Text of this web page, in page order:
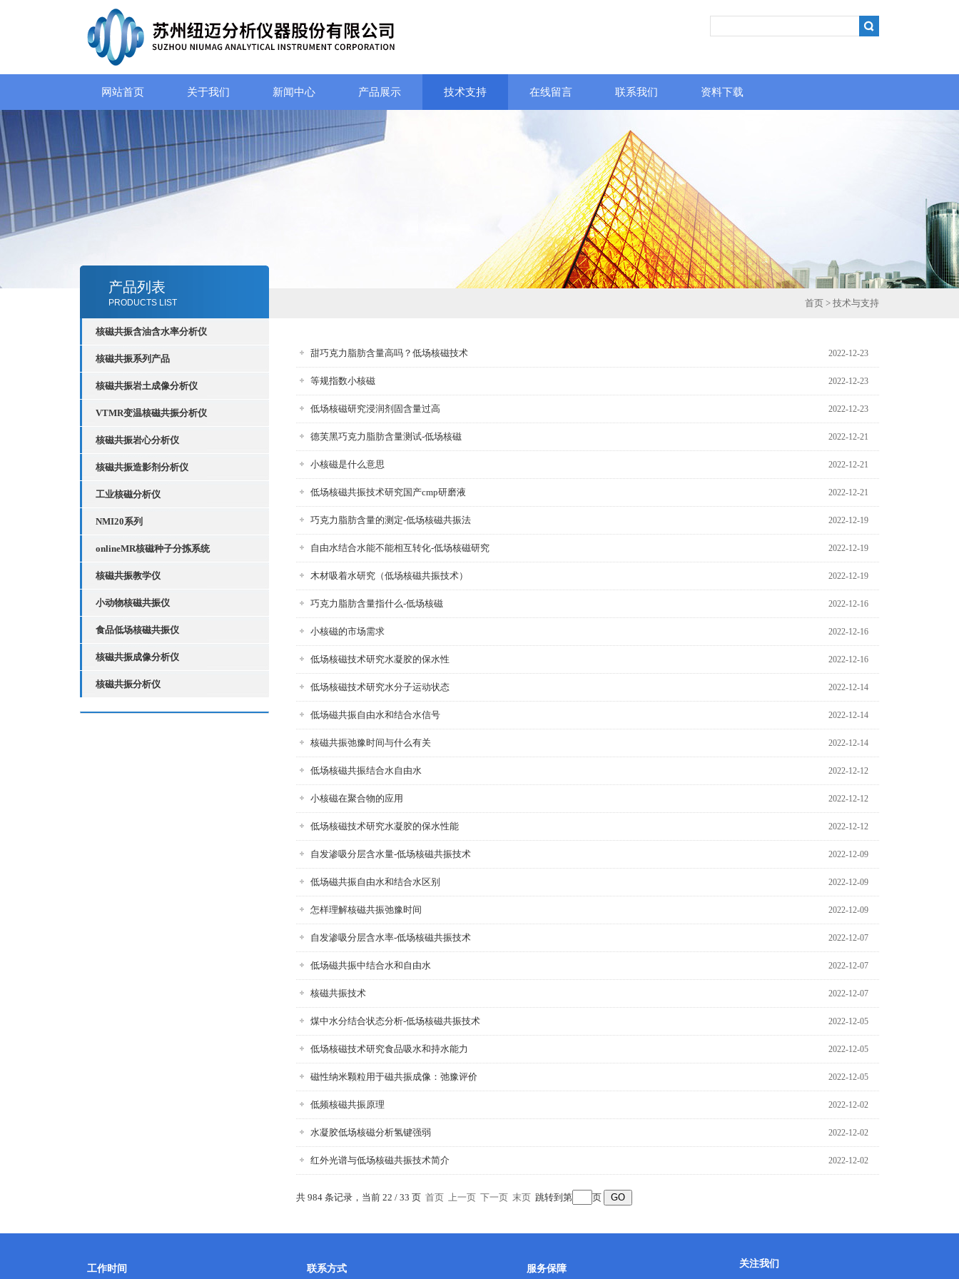
网站首页 关于我们 新闻中心 产品展示 技术支持 在线留言 联系我们 资料下载
产品列表
PRODUCTS LIST
核磁共振含油含水率分析仪
核磁共振系列产品
核磁共振岩土成像分析仪
VTMR变温核磁共振分析仪
核磁共振岩心分析仪
核磁共振造影剂分析仪
工业核磁分析仪
NMI20系列
onlineMR核磁种子分拣系统
核磁共振教学仪
小动物核磁共振仪
食品低场核磁共振仪
核磁共振成像分析仪
核磁共振分析仪
首页 > 技术与支持
甜巧克力脂肪含量高吗？低场核磁技术 2022-12-23
等规指数小核磁 2022-12-23
低场核磁研究浸润剂固含量过高 2022-12-23
德芙黑巧克力脂肪含量测试-低场核磁 2022-12-21
小核磁是什么意思 2022-12-21
低场核磁共振技术研究国产cmp研磨液 2022-12-21
巧克力脂肪含量的测定-低场核磁共振法 2022-12-19
自由水结合水能不能相互转化-低场核磁研究 2022-12-19
木材吸着水研究（低场核磁共振技术） 2022-12-19
巧克力脂肪含量指什么-低场核磁 2022-12-16
小核磁的市场需求 2022-12-16
低场核磁技术研究水凝胶的保水性 2022-12-16
低场核磁技术研究水分子运动状态 2022-12-14
低场磁共振自由水和结合水信号 2022-12-14
核磁共振弛豫时间与什么有关 2022-12-14
低场核磁共振结合水自由水 2022-12-12
小核磁在聚合物的应用 2022-12-12
低场核磁技术研究水凝胶的保水性能 2022-12-12
自发渗吸分层含水量-低场核磁共振技术 2022-12-09
低场磁共振自由水和结合水区别 2022-12-09
怎样理解核磁共振弛豫时间 2022-12-09
自发渗吸分层含水率-低场核磁共振技术 2022-12-07
低场磁共振中结合水和自由水 2022-12-07
核磁共振技术 2022-12-07
煤中水分结合状态分析-低场核磁共振技术 2022-12-05
低场核磁技术研究食品吸水和持水能力 2022-12-05
磁性纳米颗粒用于磁共振成像：弛豫评价 2022-12-05
低频核磁共振原理 2022-12-02
水凝胶低场核磁分析氢键强弱 2022-12-02
红外光谱与低场核磁共振技术简介 2022-12-02
共 984 条记录，当前 22 / 33 页 首页 上一页 下一页 末页 跳转到第 页
工作时间 联系方式 服务保障 关注我们